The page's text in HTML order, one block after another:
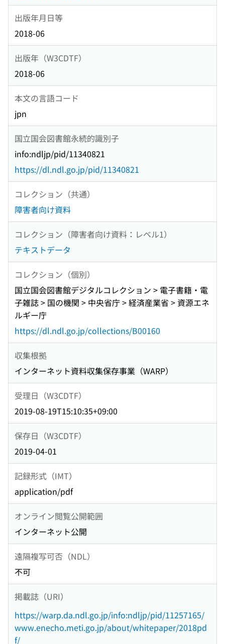
出版年月日等
2018-06
出版年（W3CDTF）
2018-06
本文の言語コード
jpn
国立国会図書館永続的識別子
info:ndljp/pid/11340821
https://dl.ndl.go.jp/pid/11340821
コレクション（共通）
障害者向け資料
コレクション（障害者向け資料：レベル1）
テキストデータ
コレクション（個別）
国立国会図書館デジタルコレクション > 電子書籍・電
子雑誌 > 国の機関 > 中央省庁 > 経済産業省 > 資源エネ
ルギー庁
https://dl.ndl.go.jp/collections/B00160
収集根拠
インターネット資料収集保存事業（WARP）
受理日（W3CDTF）
2019-08-19T15:10:35+09:00
保存日（W3CDTF）
2019-04-01
記録形式（IMT）
application/pdf
オンライン閲覧公開範囲
インターネット公開
遠隔複写可否（NDL）
不可
掲載誌（URI）
https://warp.da.ndl.go.jp/info:ndljp/pid/11257165/
www.enecho.meti.go.jp/about/whitepaper/2018pd
f/